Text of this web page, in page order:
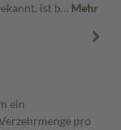
ist b… Mehr
ein
pro